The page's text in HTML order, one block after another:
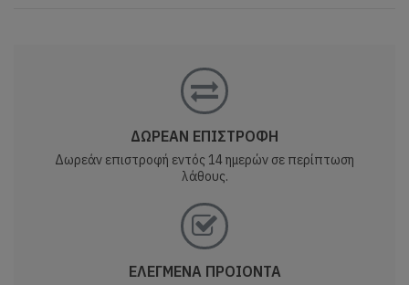
ΔΩΡΕΑΝ ΕΠΙΣΤΡΟΦΗ
Δωρεάν επιστροφή εντός 14 ημερών σε περίπτωση
λάθους.
ΕΛΕΓΜΕΝΑ ΠΡΟΙΟΝΤΑ